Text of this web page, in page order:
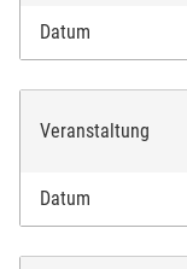
Datum
Veranstaltung
Datum